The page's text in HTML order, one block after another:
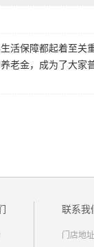
活保障都起着至
老金，成为了大
联系我
门店地址